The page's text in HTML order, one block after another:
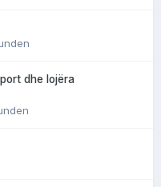
dhe lojëra